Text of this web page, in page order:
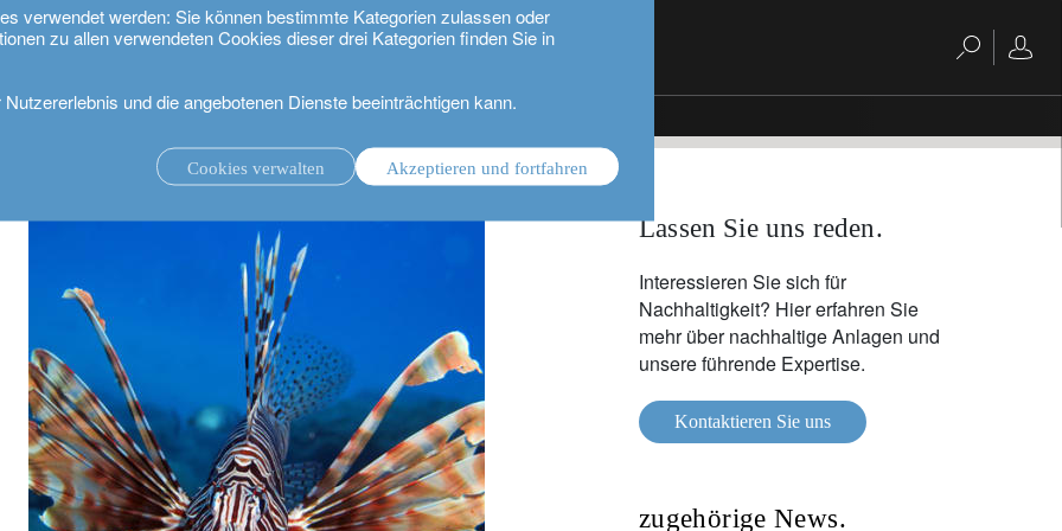
verwendet werden: Sie können bestimmte Kategorien zulassen oder
zu allen verwendeten Cookies dieser drei Kategorien finden Sie in
und die angebotenen Dienste beeinträchtigen kann.
Cookies verwalten Akzeptieren und fortfahren
Anlageverwaltung mit Beratungsmandat.
und Pilzen zum neuen Trend wird
Lassen Sie uns reden.
Interessieren Sie sich für
Nachhaltigkeit? Hier erfahren Sie
mehr über nachhaltige Anlagen und
unsere führende Expertise.
Kontaktieren Sie uns
zugehörige News.